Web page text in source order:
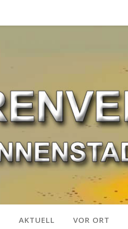
AKTUELL VOR ORT